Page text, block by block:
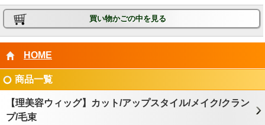
買い物かごの中を見る
HOME
商品一覧
【理美容ウィッグ】カット/アップスタイル/メイク/クラン
プ/毛束